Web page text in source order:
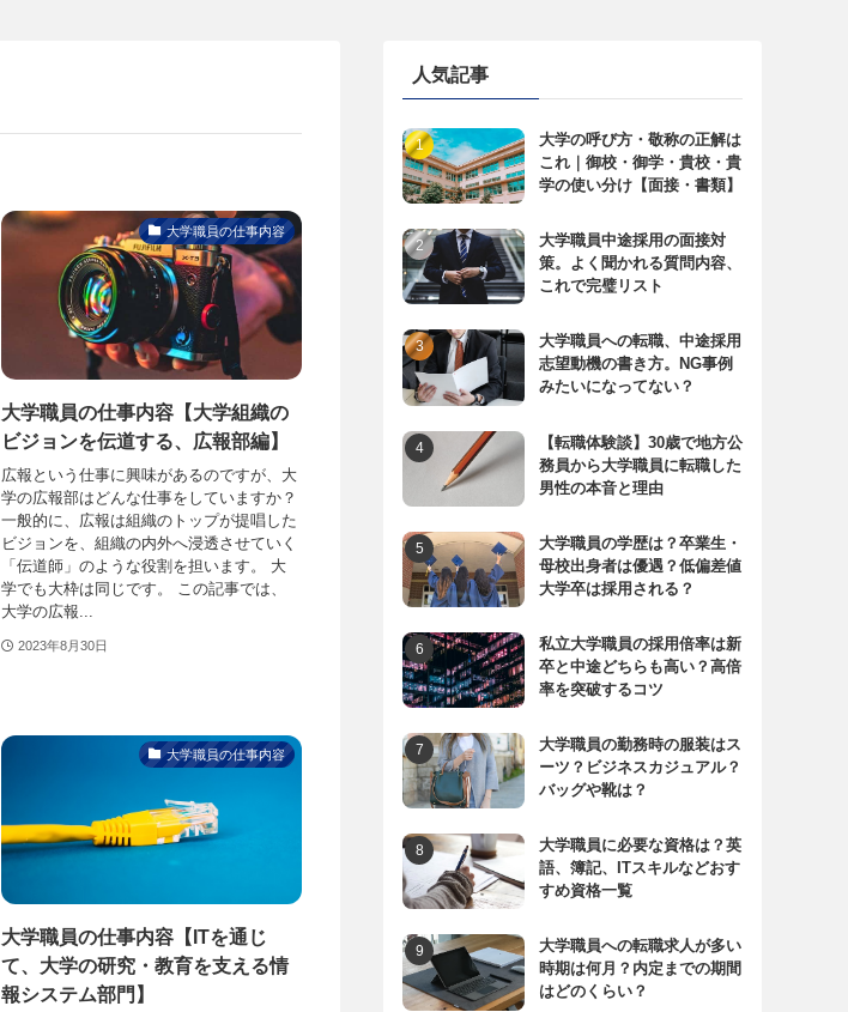
大学職員の仕事内容
大学職員の仕事内容【大学組織の
ビジョンを伝道する、広報部編】
広報という仕事に興味があるのですが、大
学の広報部はどんな仕事をしていますか？
一般的に、広報は組織のトップが提唱した
ビジョンを、組織の内外へ浸透させていく
「伝道師」のような役割を担います。 大
学でも大枠は同じです。 この記事では、
大学の広報...
2023年8月30日
大学職員の仕事内容
大学職員の仕事内容【ITを通じ
て、大学の研究・教育を支える情
報システム部門】
人気記事
大学の呼び方・敬称の正解は
これ｜御校・御学・貴校・貴
学の使い分け【面接・書類】
大学職員中途採用の面接対
策。よく聞かれる質問内容、
これで完璧リスト
大学職員への転職、中途採用
志望動機の書き方。NG事例
みたいになってない？
【転職体験談】30歳で地方公
務員から大学職員に転職した
男性の本音と理由
大学職員の学歴は？卒業生・
母校出身者は優遇？低偏差値
大学卒は採用される？
私立大学職員の採用倍率は新
卒と中途どちらも高い？高倍
率を突破するコツ
大学職員の勤務時の服装はス
ーツ？ビジネスカジュアル？
バッグや靴は？
大学職員に必要な資格は？英
語、簿記、ITスキルなどおす
すめ資格一覧
大学職員への転職求人が多い
時期は何月？内定までの期間
はどのくらい？